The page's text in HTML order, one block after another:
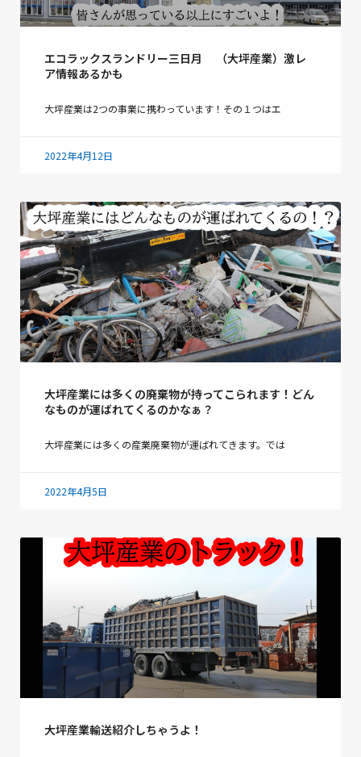
エコラックスランドリー三日月 （大坪産業）激レ
ア情報あるかも
大坪産業は2つの事業に携わっています！その１つはエ
2022年4月12日
大坪産業には多くの廃棄物が持ってこられます！どん
なものが運ばれてくるのかなぁ？
大坪産業には多くの産業廃棄物が運ばれてきます。では
2022年4月5日
大坪産業輸送紹介しちゃうよ！